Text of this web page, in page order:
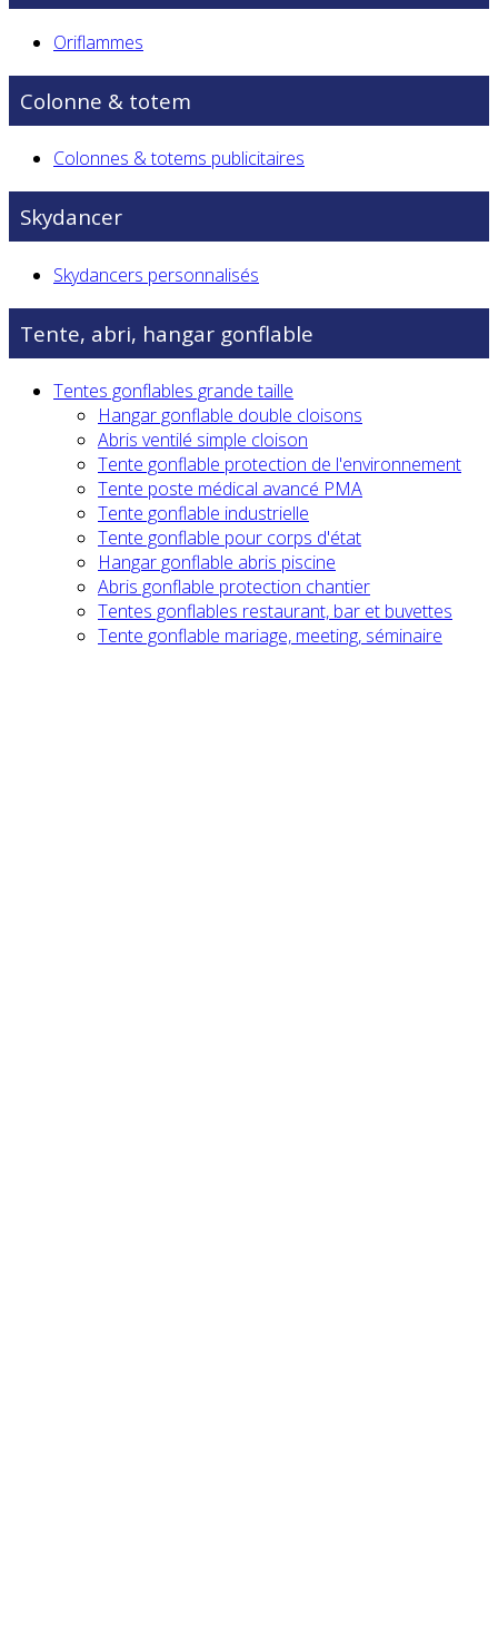
Oriflammes
Colonne & totem
Colonnes & totems publicitaires
Skydancer
Skydancers personnalisés
Tente, abri, hangar gonflable
Tentes gonflables grande taille
Hangar gonflable double cloisons
Abris ventilé simple cloison
Tente gonflable protection de l'environnement
Tente poste médical avancé PMA
Tente gonflable industrielle
Tente gonflable pour corps d'état
Hangar gonflable abris piscine
Abris gonflable protection chantier
Tentes gonflables restaurant, bar et buvettes
Tente gonflable mariage, meeting, séminaire